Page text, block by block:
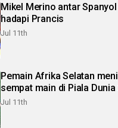
Mikel Merino antar
hadapi Prancis
Jul 11th
Pemain Afrika Selatan
sempat main di Piala Dunia
Jul 11th